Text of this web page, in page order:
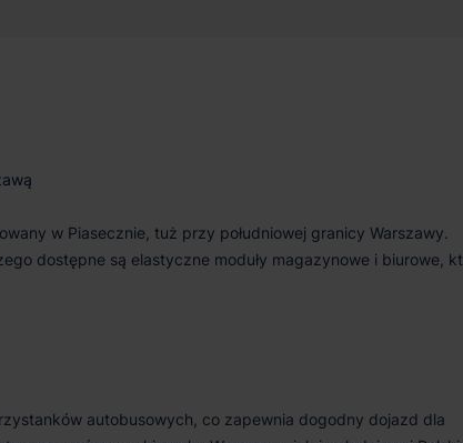
w Piasecznie, tuż przy południowej granicy Warszawy.
dostępne są elastyczne moduły magazynowe i biurowe,
autobusowych, co zapewnia dogodny dojazd dla